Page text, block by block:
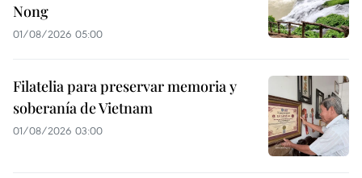
Nong
01/08/2026 05:00
Filatelia para preservar memoria y
soberanía de Vietnam
01/08/2026 03:00